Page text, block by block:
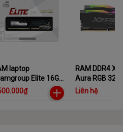
laptop
Elite 16GB
3200
RAM DDR4
Aura RGB
16GB (8Gx2)
Liên hệ